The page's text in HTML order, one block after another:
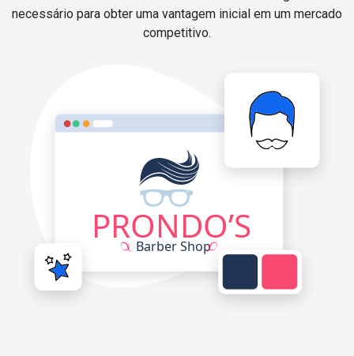
necessário para obter uma vantagem inicial em um mercado
competitivo.